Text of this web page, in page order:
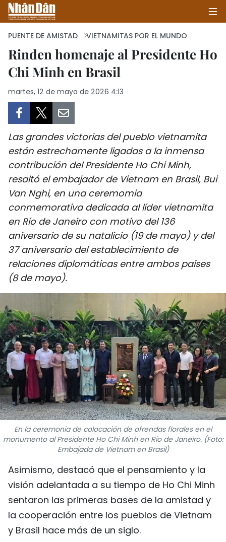
INICIO
POLÍTICA
SOCIEDAD
SALUD - MEDIO AMBIENTE
CULTURA - ENTRETENIMIENTO
INTERNACIONAL
DEPORTES
VIAJES
HISTORIAS MULTIMEDIA
FOTOGRAFÍA
¿QUIÉNES SOMOS?
TIẾNG VIỆT
ENGLISH
中文
FRANÇAIS
РУССКИЙ
PUENTE DE AMISTAD VIETNAMITAS POR EL MUNDO
Rinden homenaje al Presidente Ho
Chi Minh en Brasil
martes, 12 de mayo de 2026 4:13
Las grandes victorias del pueblo vietnamita
están estrechamente ligadas a la inmensa
contribución del Presidente Ho Chi Minh,
resaltó el embajador de Vietnam en Brasil, Bui
Van Nghi, en una ceremomia
conmemorativa dedicada al líder vietnamita
en Río de Janeiro con motivo del 136
aniversario de su natalicio (19 de mayo) y del
37 aniversario del establecimiento de
relaciones diplomáticas entre ambos países
(8 de mayo).
En la ceremonia de colocación de ofrendas florales en el
monumento al Presidente Ho Chi Minh en Río de Janeiro. (Foto:
Embajada de Vietnam en Brasil)
Asimismo, destacó que el pensamiento y la
visión adelantada a su tiempo de Ho Chi Minh
sentaron las primeras bases de la amistad y
la cooperación entre los pueblos de Vietnam
y Brasil hace más de un siglo.